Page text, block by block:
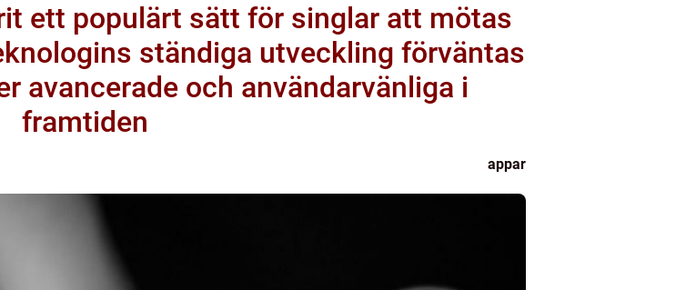
ett populärt sätt för singlar att mötas
ständiga utveckling förväntas
avancerade och användarvänliga i
framtiden
appar